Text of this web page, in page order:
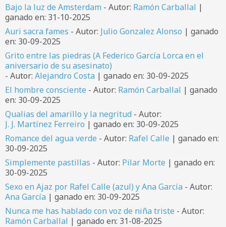
Bajo la luz de Amsterdam - Autor: Ramón Carballal |
ganado en: 31-10-2025
Auri sacra fames - Autor: Julio Gonzalez Alonso | ganado
en: 30-09-2025
Grito entre las piedras (A Federico García Lorca en el
aniversario de su asesinato)
- Autor: Alejandro Costa | ganado en: 30-09-2025
El hombre consciente - Autor: Ramón Carballal | ganado
en: 30-09-2025
Qualias del amarillo y la negritud - Autor:
J. J. Martínez Ferreiro | ganado en: 30-09-2025
Romance del agua verde - Autor: Rafel Calle | ganado en:
30-09-2025
Simplemente pastillas - Autor: Pilar Morte | ganado en:
30-09-2025
Sexo en Ajaz por Rafel Calle (azul) y Ana García - Autor:
Ana García | ganado en: 30-09-2025
Nunca me has hablado con voz de niña triste - Autor:
Ramón Carballal | ganado en: 31-08-2025